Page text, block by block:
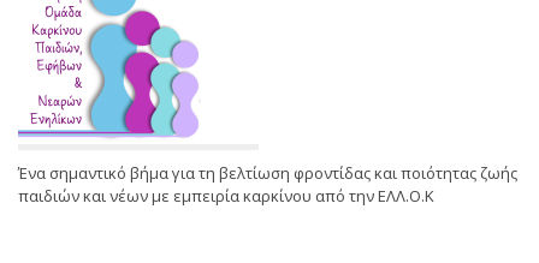
Ένα σημαντικό βήμα για τη βελτίωση φροντίδας και ποιότητας ζωής
παιδιών και νέων με εμπειρία καρκίνου από την ΕΛΛ.Ο.Κ